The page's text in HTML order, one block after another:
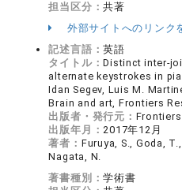
担当区分：共著
外部サイトへのリンク
記述言語：英語
タイトル：Distinct inter-
alternate keystrokes in
Idan Segev, Luis M.
Brain and art, Frontiers
出版者・発行元：
出版年月：2017年12月
著者： Furuya, S., Goda,
Nagata, N.
著書種別：学術書